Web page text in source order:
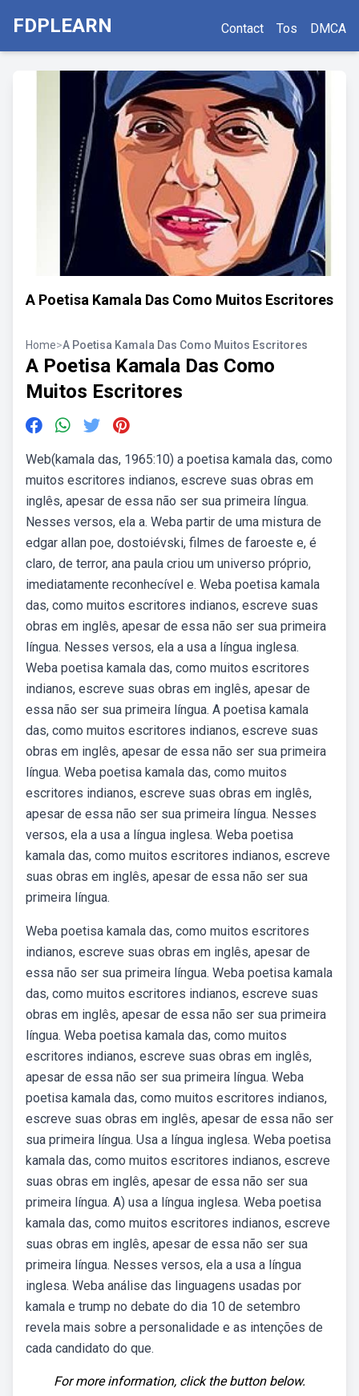
FDPLEARN Contact Tos DMCA
A Poetisa Kamala Das Como Muitos Escritores
Home>A Poetisa Kamala Das Como Muitos Escritores
A Poetisa Kamala Das Como
Muitos Escritores
Web(kamala das, 1965:10) a poetisa kamala das, como
muitos escritores indianos, escreve suas obras em
inglês, apesar de essa não ser sua primeira língua.
Nesses versos, ela a. Weba partir de uma mistura de
edgar allan poe, dostoiévski, filmes de faroeste e, é
claro, de terror, ana paula criou um universo próprio,
imediatamente reconhecível e. Weba poetisa kamala
das, como muitos escritores indianos, escreve suas
obras em inglês, apesar de essa não ser sua primeira
língua. Nesses versos, ela a usa a língua inglesa.
Weba poetisa kamala das, como muitos escritores
indianos, escreve suas obras em inglês, apesar de
essa não ser sua primeira língua. A poetisa kamala
das, como muitos escritores indianos, escreve suas
obras em inglês, apesar de essa não ser sua primeira
língua. Weba poetisa kamala das, como muitos
escritores indianos, escreve suas obras em inglês,
apesar de essa não ser sua primeira língua. Nesses
versos, ela a usa a língua inglesa. Weba poetisa
kamala das, como muitos escritores indianos, escreve
suas obras em inglês, apesar de essa não ser sua
primeira língua.
Weba poetisa kamala das, como muitos escritores
indianos, escreve suas obras em inglês, apesar de
essa não ser sua primeira língua. Weba poetisa kamala
das, como muitos escritores indianos, escreve suas
obras em inglês, apesar de essa não ser sua primeira
língua. Weba poetisa kamala das, como muitos
escritores indianos, escreve suas obras em inglês,
apesar de essa não ser sua primeira língua. Weba
poetisa kamala das, como muitos escritores indianos,
escreve suas obras em inglês, apesar de essa não ser
sua primeira língua. Usa a língua inglesa. Weba poetisa
kamala das, como muitos escritores indianos, escreve
suas obras em inglês, apesar de essa não ser sua
primeira língua. A) usa a língua inglesa. Weba poetisa
kamala das, como muitos escritores indianos, escreve
suas obras em inglês, apesar de essa não ser sua
primeira língua. Nesses versos, ela a usa a língua
inglesa. Weba análise das linguagens usadas por
kamala e trump no debate do dia 10 de setembro
revela mais sobre a personalidade e as intenções de
cada candidato do que.
For more information, click the button below.